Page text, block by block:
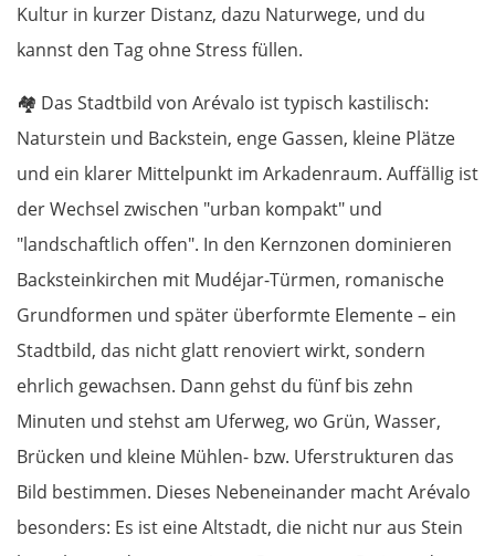
Kultur in kurzer Distanz, dazu Naturwege, und du
kannst den Tag ohne Stress füllen.
🏘️ Das Stadtbild von Arévalo ist typisch kastilisch:
Naturstein und Backstein, enge Gassen, kleine Plätze
und ein klarer Mittelpunkt im Arkadenraum. Auffällig ist
der Wechsel zwischen "urban kompakt" und
"landschaftlich offen". In den Kernzonen dominieren
Backsteinkirchen mit Mudéjar-Türmen, romanische
Grundformen und später überformte Elemente – ein
Stadtbild, das nicht glatt renoviert wirkt, sondern
ehrlich gewachsen. Dann gehst du fünf bis zehn
Minuten und stehst am Uferweg, wo Grün, Wasser,
Brücken und kleine Mühlen- bzw. Uferstrukturen das
Bild bestimmen. Dieses Nebeneinander macht Arévalo
besonders: Es ist eine Altstadt, die nicht nur aus Stein